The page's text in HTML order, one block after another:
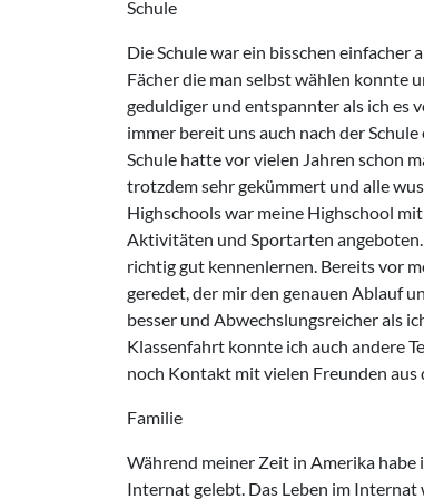
Schule
Die Schule war ein bisschen einfacher
Fächer die man selbst wählen konnte
geduldiger und entspannter als ich es
immer bereit uns auch nach der
Schule hatte vor vielen Jahren schon
trotzdem sehr gekümmert und alle
Highschools war meine Highschool
Aktivitäten und Sportarten
richtig gut kennenlernen. Bereits vor
geredet, der mir den genauen Ablauf
besser und Abwechslungsreicher als
Klassenfahrt konnte ich auch andere
noch Kontakt mit vielen Freunden aus
Familie
Während meiner Zeit in Amerika
Internat gelebt. Das Leben im